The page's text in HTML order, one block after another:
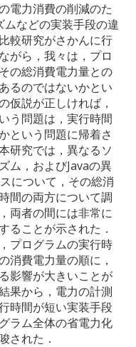
電力消費の削減のた
などの実装手段の違
較研究がさかんに行
がら，我々は，プロ
の総消費電力量との
るのではないかとい
仮説が正しければ，
う問題は，実行時間
という問題に帰着さ
研究では，異なるソ
ム，およびJavaの異
について，その総消
間の両方について調
両者の間には非常に
ることが示された．
プログラムの実行時
消費電力量の順に，
影響が大きいことが
果から，電力の計測
時間が短い実装手段
ラム全体の省電力化
された．